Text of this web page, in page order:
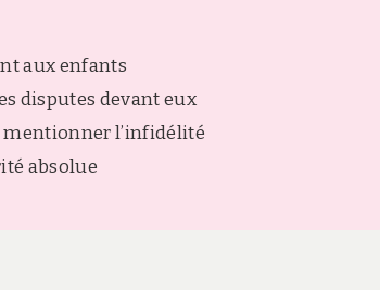
aux enfants
disputes devant eux
mentionner l’infidélité
absolue